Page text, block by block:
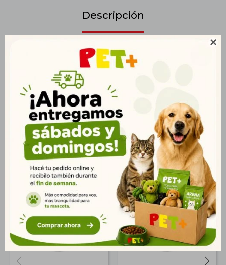

Descripción
Shampoo especialmente formulado para cabellos oscuros de
Procão. Desarrollado con extracto natural que protege y
realza el color del pelaje negro o marrón sin dañar los hilos.
Además, combate la caída del pelo.
Productos que te pueden interesar